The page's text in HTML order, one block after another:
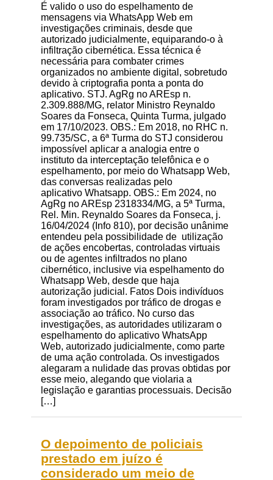
É valido o uso do espelhamento de
mensagens via WhatsApp Web em
investigações criminais, desde que
autorizado judicialmente, equiparando-o à
infiltração cibernética. Essa técnica é
necessária para combater crimes
organizados no ambiente digital, sobretudo
devido à criptografia ponta a ponta do
aplicativo. STJ. AgRg no AREsp n.
2.309.888/MG, relator Ministro Reynaldo
Soares da Fonseca, Quinta Turma, julgado
em 17/10/2023. OBS.: Em 2018, no RHC n.
99.735/SC, a 6ª Turma do STJ considerou
impossível aplicar a analogia entre o
instituto da interceptação telefônica e o
espelhamento, por meio do Whatsapp Web,
das conversas realizadas pelo
aplicativo Whatsapp. OBS.: Em 2024, no
AgRg no AREsp 2318334/MG, a 5ª Turma,
Rel. Min. Reynaldo Soares da Fonseca, j.
16/04/2024 (Info 810), por decisão unânime
entendeu pela possibilidade de utilização
de ações encobertas, controladas virtuais
ou de agentes infiltrados no plano
cibernético, inclusive via espelhamento do
Whatsapp Web, desde que haja
autorização judicial. Fatos Dois indivíduos
foram investigados por tráfico de drogas e
associação ao tráfico. No curso das
investigações, as autoridades utilizaram o
espelhamento do aplicativo WhatsApp
Web, autorizado judicialmente, como parte
de uma ação controlada. Os investigados
alegaram a nulidade das provas obtidas por
esse meio, alegando que violaria a
legislação e garantias processuais. Decisão
[…]
O depoimento de policiais
prestado em juízo é
considerado um meio de